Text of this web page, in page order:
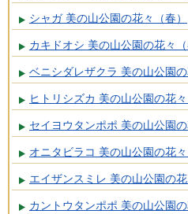
シャガ 美の山公園の花々（春）
カキドオシ 美の山公園の花々（
ベニシダレザクラ 美の山公園の
ヒトリシズカ 美の山公園の花々
セイヨウタンポポ 美の山公園の
オニタビラコ 美の山公園の花々
エイザンスミレ 美の山公園の花
カントウタンポポ 美の山公園の